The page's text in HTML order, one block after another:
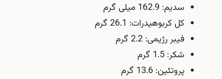
سدیم: 162.9 میلی گرم
کل کربوهیدرات: 26.1 گرم
فیبر رژیمی: 2.2 گرم
شکر: 1.5 گرم
پروتئین: 13.6 گرم